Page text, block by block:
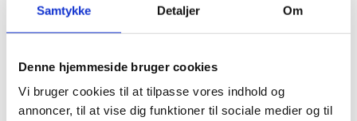
Samtykke Detaljer Om
Denne hjemmeside bruger cookies
Vi bruger cookies til at tilpasse vores indhold og
annoncer, til at vise dig funktioner til sociale medier og til
indretningsmuligheder
Justerbar højde på rainshower
Brusetermostat lavet af messing i absolut
topkvalitet